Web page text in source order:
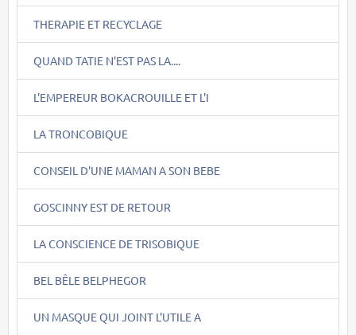
THERAPIE ET RECYCLAGE
QUAND TATIE N'EST PAS LA....
L'EMPEREUR BOKACROUILLE ET L'I
LA TRONCOBIQUE
CONSEIL D'UNE MAMAN A SON BEBE
GOSCINNY EST DE RETOUR
LA CONSCIENCE DE TRISOBIQUE
BEL BÊLE BELPHEGOR
UN MASQUE QUI JOINT L'UTILE A